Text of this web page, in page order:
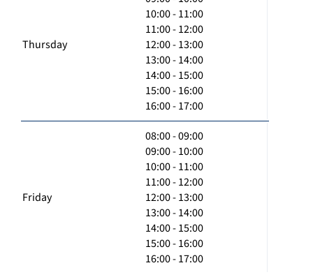
Thursday
10:00 - 11:00
11:00 - 12:00
12:00 - 13:00
13:00 - 14:00
14:00 - 15:00
15:00 - 16:00
16:00 - 17:00
Friday
08:00 - 09:00
09:00 - 10:00
10:00 - 11:00
11:00 - 12:00
12:00 - 13:00
13:00 - 14:00
14:00 - 15:00
15:00 - 16:00
16:00 - 17:00